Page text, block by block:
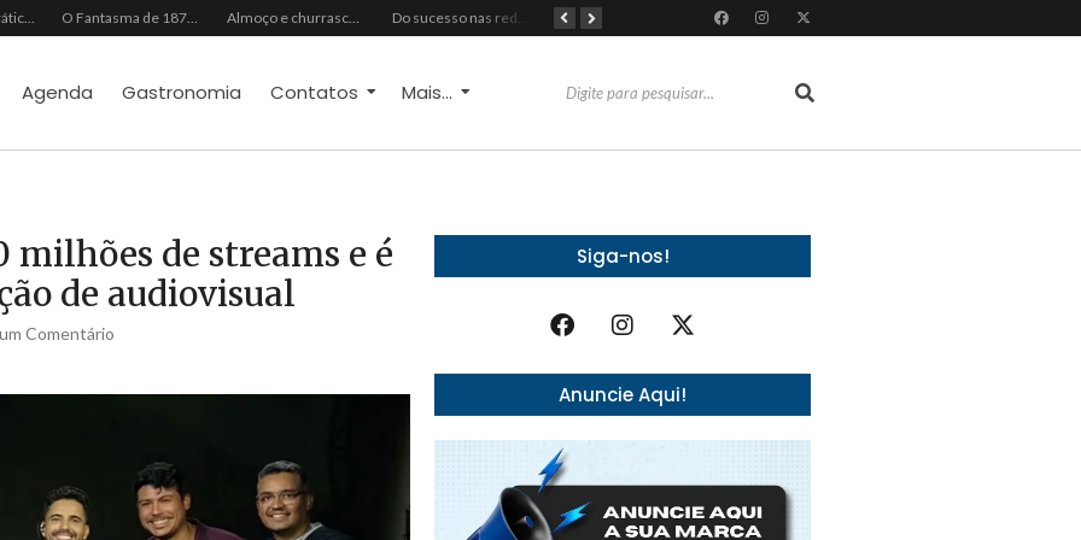
Do vaidoso ao prático: veja lista com ideias de presentes Avon para cada perfil de pai O Fantasma de 1877 e o Alerta de 2027: O Reciprocidalismo Como Escudo Contra o Novo El NiñoPh.D. Nizomar Falcão Almoço e churrasco de Dia dos Pais impulsionam vendas no varejo alimentar Do sucesso nas redes sociais à revelação no cenário musical, Beniicio Abraão lança “Me Perdeu”
Agenda Gastronomia Contatos Mais...
de streams e é
de audiovisual
Comentário
Siga-nos!
Anuncie Aqui!